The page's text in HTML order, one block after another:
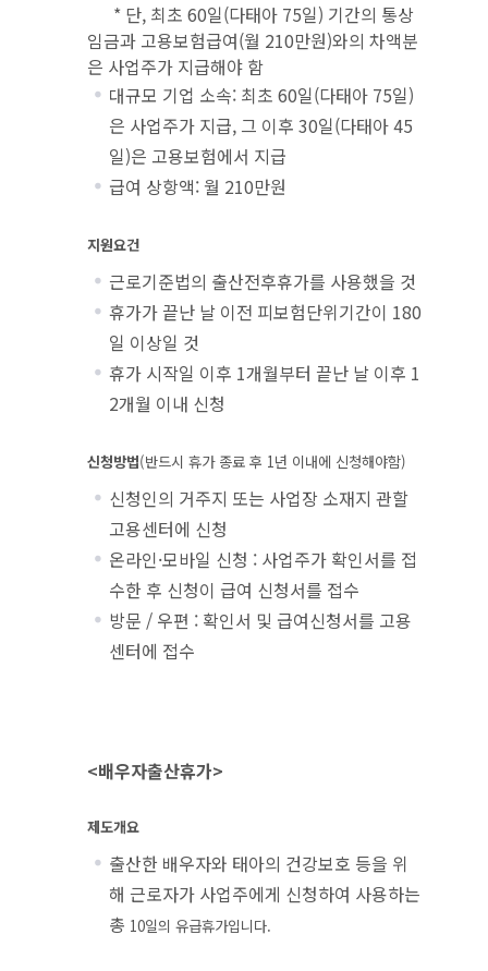
* 단, 최초 60일(다태아 75일) 기간의 통상
임금과 고용보험급여(월 210만원)와의 차액분
은 사업주가 지급해야 함
대규모 기업 소속: 최초 60일(다태아 75일)
은 사업주가 지급, 그 이후 30일(다태아 45
일)은 고용보험에서 지급
급여 상항액: 월 210만원
지원요건
근로기준법의 출산전후휴가를 사용했을 것
휴가가 끝난 날 이전 피보험단위기간이 180
일 이상일 것
휴가 시작일 이후 1개월부터 끝난 날 이후 1
2개월 이내 신청
신청방법(반드시 휴가 종료 후 1년 이내에 신청해야함)
신청인의 거주지 또는 사업장 소재지 관할
고용센터에 신청
온라인·모바일 신청 : 사업주가 확인서를 접
수한 후 신청이 급여 신청서를 접수
방문 / 우편 : 확인서 및 급여신청서를 고용
센터에 접수
<배우자출산휴가>
제도개요
출산한 배우자와 태아의 건강보호 등을 위
해 근로자가 사업주에게 신청하여 사용하는
총 10일의 유급휴가입니다.